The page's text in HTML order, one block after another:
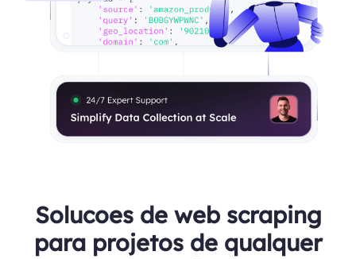
Solucoes de web scraping
para projetos de qualquer